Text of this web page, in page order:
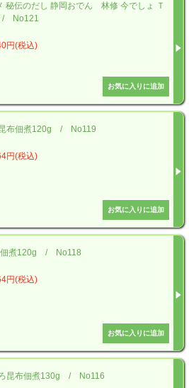
秘伝のだし 静岡おでん 林修 今でしょ Ｔ
/ No121
円(税込)
布佃煮120g / No119
円(税込)
佃煮120g / No118
円(税込)
昆布佃煮130g / No116